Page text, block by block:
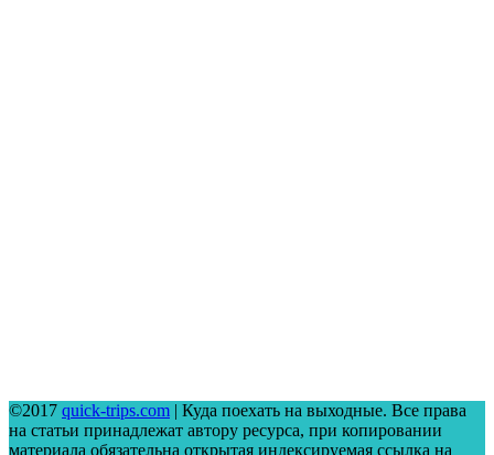
©2017 quick-trips.com | Куда поехать на выходные. Все права
на статьи принадлежат автору ресурса, при копировании
материала обязательна открытая индексируемая ссылка на